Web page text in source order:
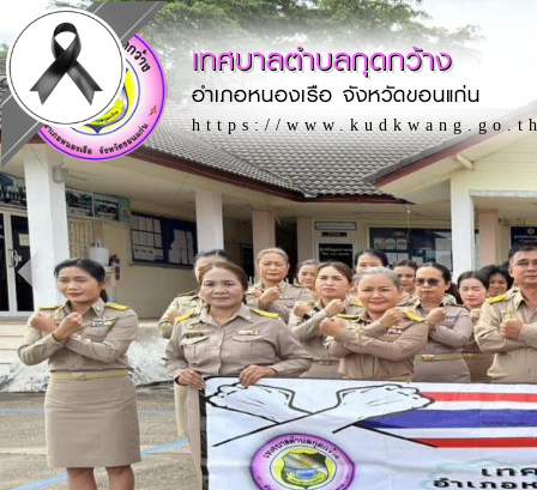
เทศบาลตำบลกุดกว้าง
อำเภอหนองเรือ จังหวัดขอนแก่น
https://